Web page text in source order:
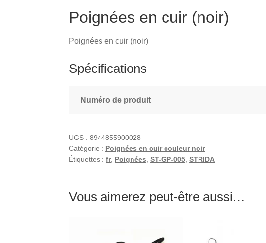
Poignées en cuir (noir)
Poignées en cuir (noir)
Spécifications
Numéro de produit
UGS :8944855900028
Catégorie : Poignées en cuir couleur noir
Étiquettes :fr, Poignées,ST-GP-005,STRIDA
Vous aimerez peut-être aussi…